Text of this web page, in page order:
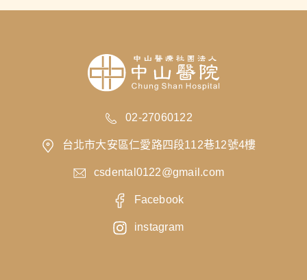
02-27060122
台北市大安區仁愛路四段112巷12號4樓
csdental0122@gmail.com
Facebook
instagram